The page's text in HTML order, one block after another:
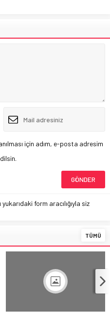
için adım, e-posta adresim
form aracılığıyla siz
TÜMÜ